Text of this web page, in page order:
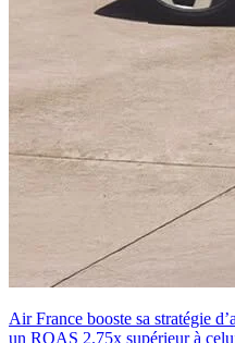
Air France booste sa stratégie
un ROAS 2.75x supérieur à